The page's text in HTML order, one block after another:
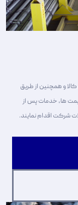
و همچنین از طریق
ها، خدمات پس از
شرکت اقدام نمایند.